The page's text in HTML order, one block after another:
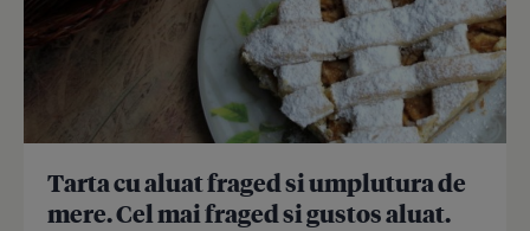
Tarta cu aluat fraged si umplutura de
mere. Cel mai fraged si gustos aluat.